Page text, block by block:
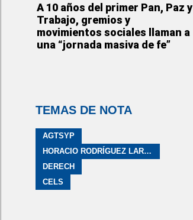
A 10 años del primer Pan, Paz y
Trabajo, gremios y
movimientos sociales llaman a
una “jornada masiva de fe”
TEMAS DE NOTA
AGTSYP
HORACIO RODRÍGUEZ LARRETA
DERECH
CELS